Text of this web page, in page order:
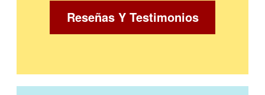
Reseñas Y Testimonios